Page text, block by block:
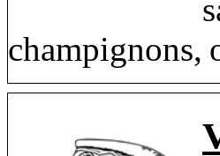
champignons,